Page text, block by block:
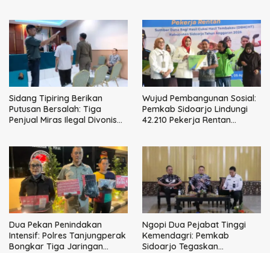
Sidang Tipiring Berikan
Putusan Bersalah: Tiga
Penjual Miras Ilegal Divonis
Wujud Pembangunan Sosial:
Pemkab Sidoarjo Lindungi
42.210 Pekerja Rentan
Dua Pekan Penindakan
Intensif: Polres Tanjungperak
Bongkar Tiga Jaringan
Ngopi Dua Pejabat Tinggi
Kemendagri: Pemkab
Sidoarjo Tegaskan